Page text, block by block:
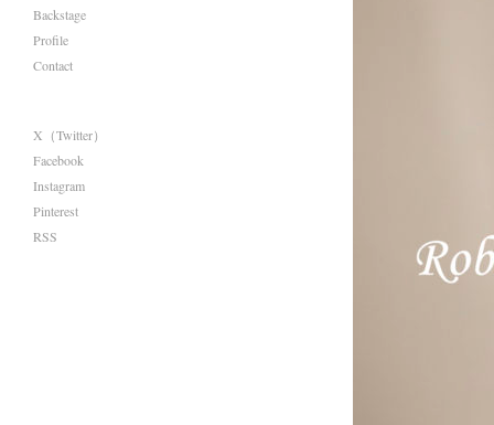
Backstage
Profile
Contact
X（Twitter）
Facebook
Instagram
Pinterest
RSS